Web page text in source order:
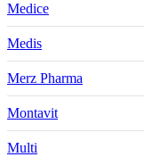
Medice
Medis
Merz Pharma
Montavit
Multi